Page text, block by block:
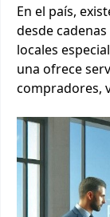
En el país,
desde
locales
una ofrece
compradores,